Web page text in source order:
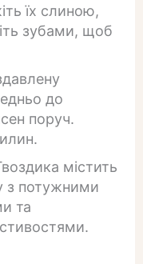
їх слиною,
зубами, щоб
до
поруч.
містить
з потужними
та